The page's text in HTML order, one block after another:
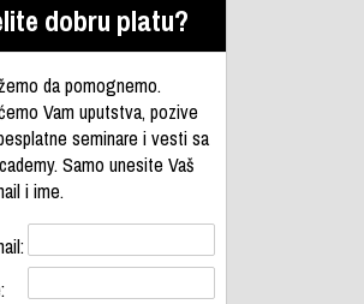
dobru platu?
da pomognemo.
Vam uputstva, pozive
seminare i vesti sa
Samo unesite Vaš
i ime.